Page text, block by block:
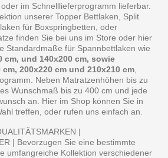
im Schnelllieferprogramm lieferbar.
unserer Topper Bettlaken, Split
für Boxspringbetten, oder
finden Sie bei uns im Store oder hier
Standardmaße für Spannbettlaken wie
cm, und 140x200 cm, sowie
200x220 cm und 210x210 cm
Neben Matratzenhöhen bis zu
Wunschmaß bis zu 400 cm und jede
an. Hier im Shop können Sie in
treffen, oder rufen uns einfach an.
|
| Bevorzugen Sie eine bestimmte
umfangreiche Kollektion verschiedener